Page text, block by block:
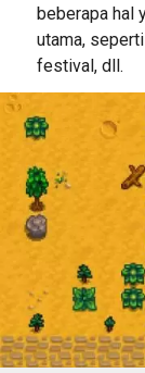
beberapa hal
utama,
festival, dll.